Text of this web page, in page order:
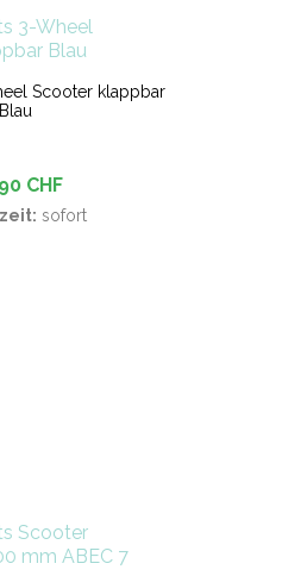
Scooter klappbar
Blau
CHF
sofort